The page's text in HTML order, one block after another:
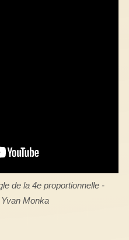
de la 4e proportionnelle -
Monka